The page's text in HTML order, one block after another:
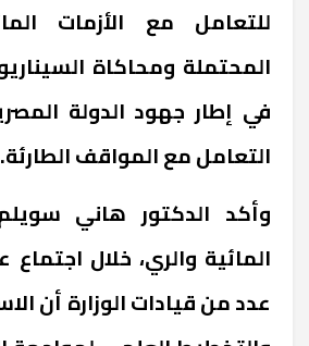
للتعامل مع الأزمات
المحتملة ومحاكاة
في إطار جهود الدولة
التعامل مع المواقف الطارئة.
وأكد الدكتور هاني
المائية والري، خلال
عدد من قيادات الوزارة أن